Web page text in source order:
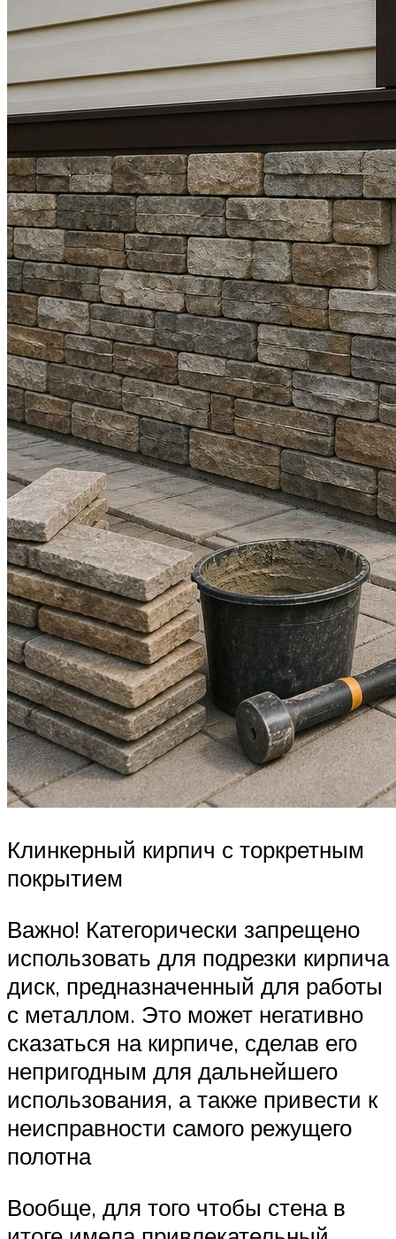
Клинкерный кирпич с торкретным
покрытием
Важно! Категорически запрещено
использовать для подрезки кирпича
диск, предназначенный для работы
с металлом. Это может негативно
сказаться на кирпиче, сделав его
непригодным для дальнейшего
использования, а также привести к
неисправности самого режущего
полотна
Вообще, для того чтобы стена в